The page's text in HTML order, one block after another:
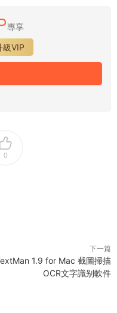
專享
級VIP
0
下一篇
1.9 for Mac 截圖掃描
OCR文字識别軟件